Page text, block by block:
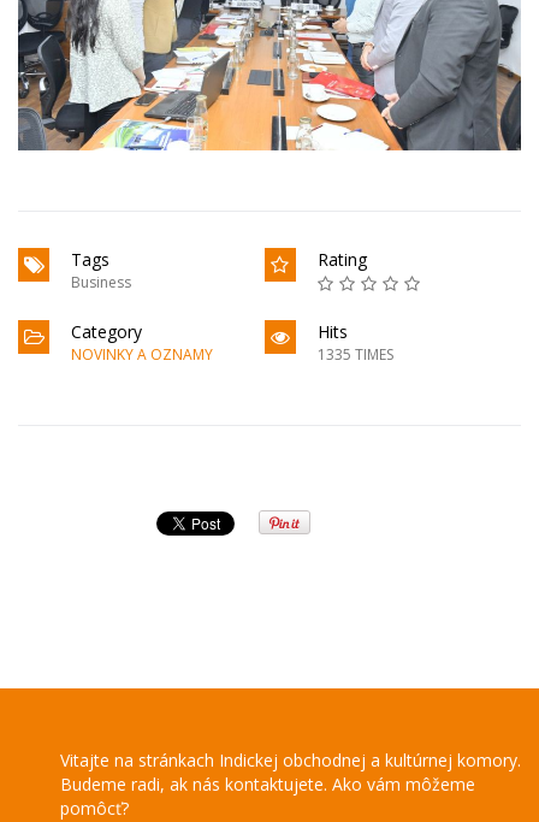
Tags
Business
Rating
Category
NOVINKY A OZNAMY
Hits
1335 TIMES
Vitajte na stránkach Indickej obchodnej a kultúrnej komory.
Budeme radi, ak nás kontaktujete. Ako vám môžeme
pomôcť?